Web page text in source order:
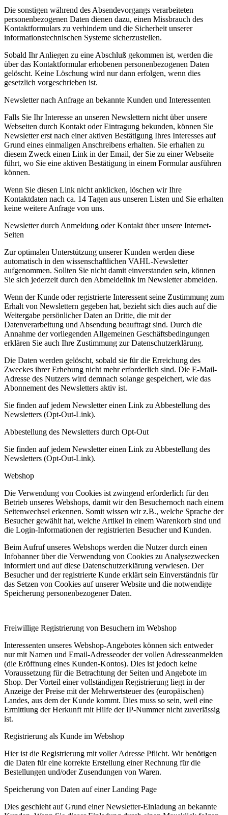
Die sonstigen während des Absendevorgangs verarbeiteten
personenbezogenen Daten dienen dazu, einen Missbrauch des
Kontaktformulars zu verhindern und die Sicherheit unserer
informationstechnischen Systeme sicherzustellen.
Sobald Ihr Anliegen zu eine Abschluß gekommen ist, werden die
über das Kontaktformular erhobenen personenbezogenen Daten
gelöscht. Keine Löschung wird nur dann erfolgen, wenn dies
gesetzlich vorgeschrieben ist.
Newsletter nach Anfrage an bekannte Kunden und Interessenten
Falls Sie Ihr Interesse an unseren Newslettern nicht über unsere
Webseiten durch Kontakt oder Eintragung bekunden, können Sie
Newsletter erst nach einer aktiven Bestätigung Ihres Interesses auf
Grund eines einmaligen Anschreibens erhalten. Sie erhalten zu
diesem Zweck einen Link in der Email, der Sie zu einer Webseite
führt, wo Sie eine aktiven Bestätigung in einem Formular ausführen
können.
Wenn Sie diesen Link nicht anklicken, löschen wir Ihre
Kontaktdaten nach ca. 14 Tagen aus unseren Listen und Sie erhalten
keine weitere Anfrage von uns.
Newsletter durch Anmeldung oder Kontakt über unsere Internet-
Seiten
Zur optimalen Unterstützung unserer Kunden werden diese
automatisch in den wissenschaftlichen VAHL-Newsletter
aufgenommen. Sollten Sie nicht damit einverstanden sein, können
Sie sich jederzeit durch den Abmeldelink im Newsletter abmelden.
Wenn der Kunde oder registrierte Interessent seine Zustimmung zum
Erhalt von Newslettern gegeben hat, bezieht sich dies auch auf die
Weitergabe persönlicher Daten an Dritte, die mit der
Datenverarbeitung und Absendung beauftragt sind. Durch die
Annahme der vorliegenden Allgemeinen Geschäftsbedingungen
erklären Sie auch Ihre Zustimmung zur Datenschutzerklärung.
Die Daten werden gelöscht, sobald sie für die Erreichung des
Zweckes ihrer Erhebung nicht mehr erforderlich sind. Die E-Mail-
Adresse des Nutzers wird demnach solange gespeichert, wie das
Abonnement des Newsletters aktiv ist.
Sie finden auf jedem Newsletter einen Link zu Abbestellung des
Newsletters (Opt-Out-Link).
Abbestellung des Newsletters durch Opt-Out
Sie finden auf jedem Newsletter einen Link zu Abbestellung des
Newsletters (Opt-Out-Link).
Webshop
Die Verwendung von Cookies ist zwingend erforderlich für den
Betrieb unseres Webshops, damit wir den Besuchernoch nach einem
Seitenwechsel erkennen. Somit wissen wir z.B., welche Sprache der
Besucher gewählt hat, welche Artikel in einem Warenkorb sind und
die Login-Informationen der registrierten Besucher und Kunden.
Beim Aufruf unseres Webshops werden die Nutzer durch einen
Infobanner über die Verwendung von Cookies zu Analysezwecken
informiert und auf diese Datenschutzerklärung verwiesen. Der
Besucher und der registrierte Kunde erklärt sein Einverständnis für
das Setzen von Cookies auf unserer Website und die notwendige
Speicherung personenbezogener Daten.
Freiwillige Registrierung von Besuchern im Webshop
Interessenten unseres Webshop-Angebotes können sich entweder
nur mit Namen und Email-Adresseoder der vollen Adresseanmelden
(die Eröffnung eines Kunden-Kontos). Dies ist jedoch keine
Voraussetzung für die Betrachtung der Seiten und Angebote im
Shop. Der Vorteil einer vollständigen Registrierung liegt in der
Anzeige der Preise mit der Mehrwertsteuer des (europäischen)
Landes, aus dem der Kunde kommt. Dies muss so sein, weil eine
Ermittlung der Herkunft mit Hilfe der IP-Nummer nicht zuverlässig
ist.
Registrierung als Kunde im Webshop
Hier ist die Registrierung mit voller Adresse Pflicht. Wir benötigen
die Daten für eine korrekte Erstellung einer Rechnung für die
Bestellungen und/oder Zusendungen von Waren.
Speicherung von Daten auf einer Landing Page
Dies geschieht auf Grund einer Newsletter-Einladung an bekannte